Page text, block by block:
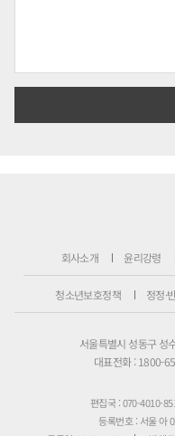
회사소개 윤리강령
청소년보호정책 정정·
서울특별시 성동구 성
대표전화 : 1800-
편집국 : 070-4010-
등록번호 : 서울 아